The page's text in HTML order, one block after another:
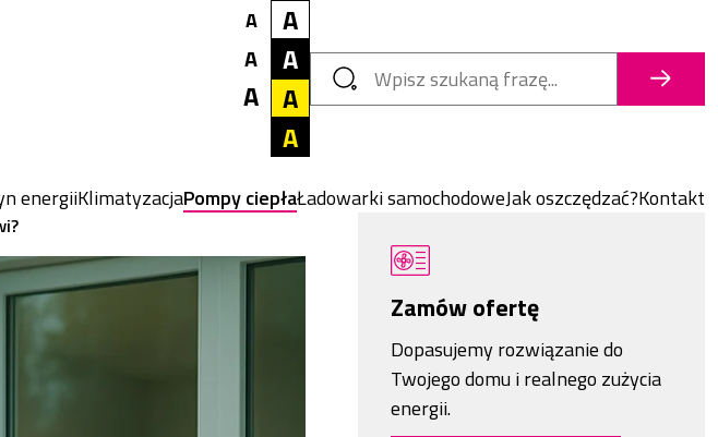
Rozmiar tekstu
AMały
AŚredni
ADuży
Kontrast tekstu
ABiałe tło, czarny tekst
ACzarne tło, biały tekst
AŻółte tło, czarny tekst
ACzarne tło, żółty tekst
Szukaj
Szukaj
energiiKlimatyzacjaPompy ciepłaŁadowarki samochodoweJak oszczędzać?Kontakt
Zamów ofertę
Dopasujemy rozwiązanie do
Twojego domu i realnego zużycia
energii.